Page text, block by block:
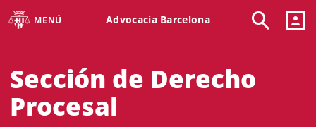
MENÚ Advocacia Barcelona
Sección de Derecho
Procesal